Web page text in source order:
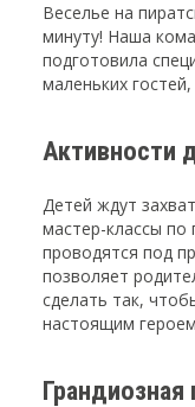
Веселье на
минуту! Наша
подготовила
маленьких
Активности
Детей ждут
мастер-классы по
проводятся под
позволяет
сделать так,
настоящим
Грандиозная